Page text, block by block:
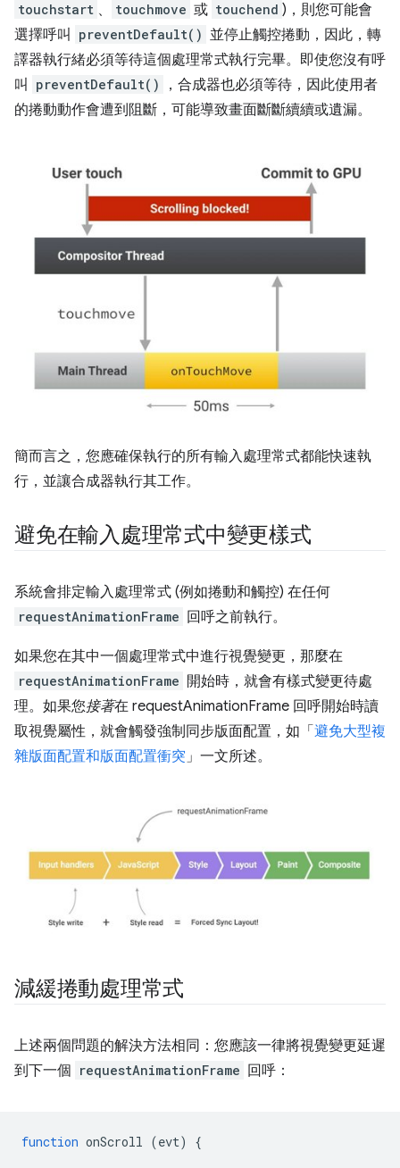
touchstart 、 touchmove 或 touchend )，則您可能會
選擇呼叫
preventDefault() 並停止觸控捲動，因此，轉
譯器執行緒必須等待這個處理常式執行完畢。即使您沒有呼
叫
preventDefault()
，合成器也必須等待，因此使用者
的捲動動作會遭到阻斷，可能導致畫面斷斷續續或遺漏。
簡而言之，您應確保執行的所有輸入處理常式都能快速執
行，並讓合成器執行其工作。
避免在輸入處理常式中變更樣式
系統會排定輸入處理常式 (例如捲動和觸控) 在任何
requestAnimationFrame 回呼之前執行。
如果您在其中一個處理常式中進行視覺變更，那麼在
requestAnimationFrame 開始時，就會有樣式變更待處
理。如果您接著在 requestAnimationFrame 回呼開始時讀
取視覺屬性，就會觸發強制同步版面配置，如「 避免大型複
雜版面配置和版面配置衝突」一文所述。
減緩捲動處理常式
上述兩個問題的解決方法相同：您應該一律將視覺變更延遲
到下一個 requestAnimationFrame 回呼：
function onScroll (evt) {